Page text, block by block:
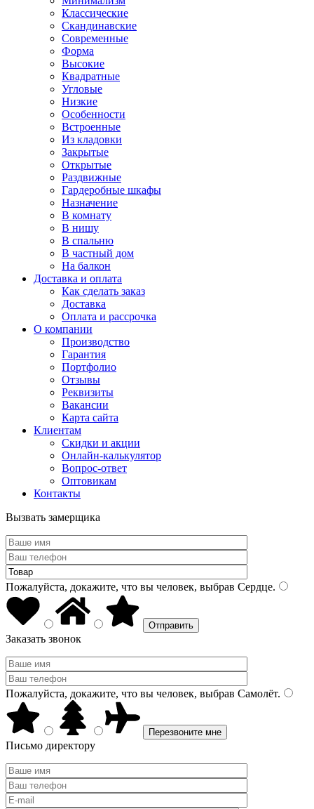
Классические
Скандинавские
Современные
Форма
Высокие
Квадратные
Угловые
Низкие
Особенности
Встроенные
Из кладовки
Закрытые
Открытые
Раздвижные
Гардеробные шкафы
Назначение
В комнату
В нишу
В спальню
В частный дом
На балкон
Доставка и оплата
Как сделать заказ
Доставка
Оплата и рассрочка
О компании
Производство
Гарантия
Портфолио
Отзывы
Реквизиты
Вакансии
Карта сайта
Клиентам
Скидки и акции
Онлайн-калькулятор
Вопрос-ответ
Оптовикам
Контакты
Вызвать замерщика
Пожалуйста, докажите, что вы человек, выбрав Сердце.
Заказать звонок
Пожалуйста, докажите, что вы человек, выбрав Самолёт.
Письмо директору